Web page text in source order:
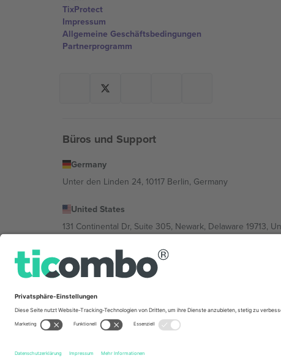
TixProtect
Impressum
Allgemeine Geschäftsbedingungen
Partnerprogramm
Büros und Support
Germany
Unter den Linden 24, 10117 Berlin, Germany
United States
131 Continental Dr, Suite 305, Newark, Delaware 19713,
Bulgaria
Regus Sofia City West, bul Totleben 53-55, 1606 Sofia,
Mexico
Av Chapultepec 360, Roma Norte, Cuauhtémoc, 06700
im Impressum und in den Allgemeinen